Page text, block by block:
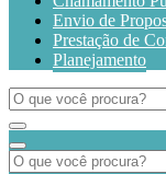
Envio de
Prestação de
Planejamento